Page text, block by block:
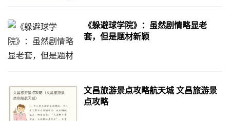
《躲避球学院》：虽然剧情略显老
套，但是题材新颖
文昌旅游景点攻略航天城 文昌旅游景
点攻略